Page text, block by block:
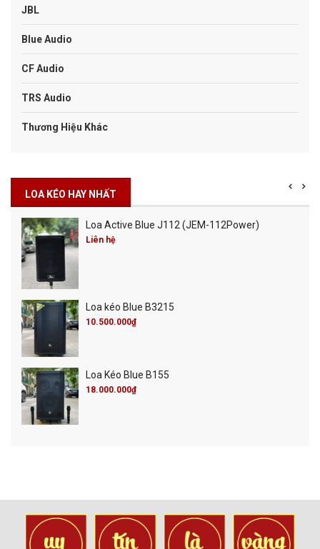
JBL
Blue Audio
CF Audio
TRS Audio
Thương Hiệu Khác
LOA KÉO HAY NHẤT
Loa Active Blue J112 (JEM-112Power)
Liên hệ
Loa kéo Blue B3215
10.500.000₫
Loa Kéo Blue B155
18.000.000₫